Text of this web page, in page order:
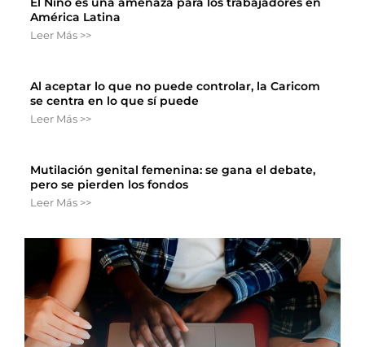
América Latina
Leer Más >>
Al aceptar lo que no puede controlar, la Caricom
se centra en lo que sí puede
Leer Más >>
Mutilación genital femenina: se gana el debate,
pero se pierden los fondos
Leer Más >>